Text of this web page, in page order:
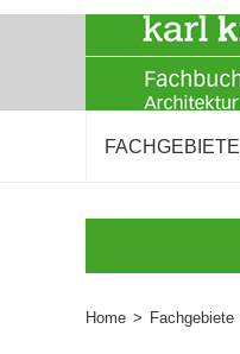
FACHGEBIETE
Home > Fachgebiete